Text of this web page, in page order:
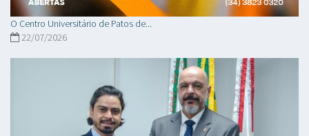
O Centro Universitário de Patos de...
22/07/2026